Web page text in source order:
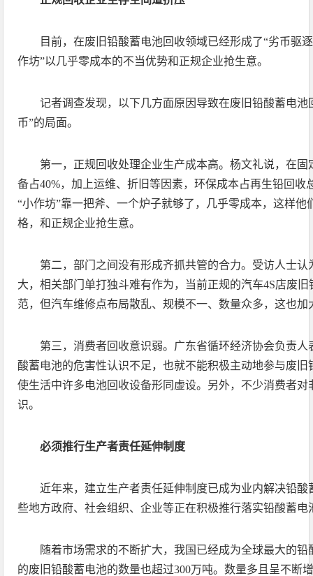
目前，在废旧铅酸蓄电池回收领域已经形成了“劣币驱
作坊”以几乎零成本的不当优势和正规企业抢生意。
记者调查发现，以下几方面原因导致在废旧铅酸蓄电池
币”的局面。
第一，正规回收处理企业生产成本高。杨文礼说，在
备占40%，加上运维、折旧等因素，环保成本占再生铅回收
“小作坊”靠一把斧、一个炉子就够了，几乎零成本，这样他
格，和正规企业抢生意。
第二，部门之间没有形成齐抓共管的合力。受访人士
大，相关部门单打独斗难有作为，当前正规的汽车4S店废
范，但汽车维修点布局散乱、规模不一、数量众多，这也
第三，消费者回收意识弱。广东省循环经济协会负责
酸蓄电池的危害性认识不足，也就不能积极主动地参与废
使生活中许多电池回收设备形同虚设。另外，不少消费者
识。
必须推行生产者责任延伸制度
近年来，建立生产者责任延伸制度已成为业内解决铅
些地方政府、社会组织、企业等正在积极推行落实铅酸蓄电
随着市场需求的不断扩大，我国已经成为全球最大的
的废旧铅酸蓄电池的数量也超过300万吨。数量多且呈不断